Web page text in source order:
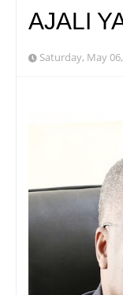
AJALI
Saturday, May